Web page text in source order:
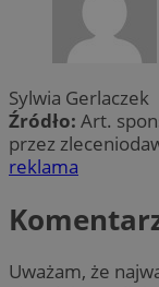
Sylwia Gerlaczek
Źródło: Art.
przez
reklama
Uważam, że